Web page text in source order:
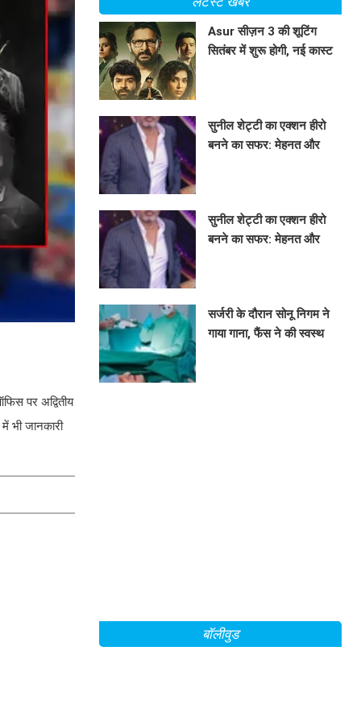
पर अद्वितीय
भी जानकारी
Asur सीज़न 3 की शूटिंग
सितंबर में शुरू होगी, नई कास्ट
सुनील शेट्टी का एक्शन हीरो
बनने का सफर: मेहनत और
सुनील शेट्टी का एक्शन हीरो
बनने का सफर: मेहनत और
सर्जरी के दौरान सोनू निगम ने
गाया गाना, फैंस ने की स्वस्थ
बॉलीवुड